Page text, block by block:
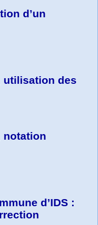
d’un
utilisation des
notation
d’IDS :